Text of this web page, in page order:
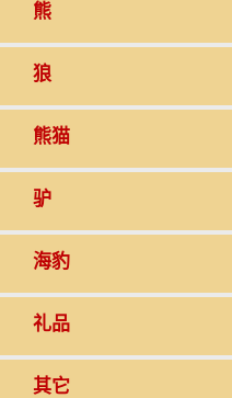
熊
狼
熊猫
驴
海豹
礼品
其它